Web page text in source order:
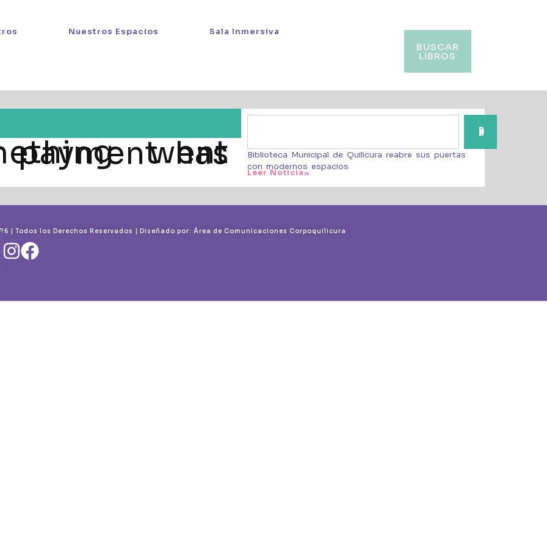
Nuestros Espacios Sala Inmersiva
BUSCAR
LIBROS
Buscar
Biblioteca Municipal de Quilicura reabre sus puertas
con modernos espacios
Leer Noticia»
| Todos los Derechos Reservados | Diseñado por: Área de Comunicaciones Corpoquilicura